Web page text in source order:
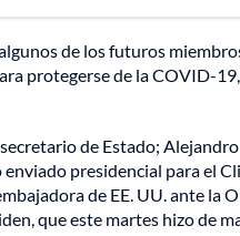
de los futuros
protegerse de la COVID-
de Estado;
presidencial para el
de EE. UU. ante la
que este martes hizo de